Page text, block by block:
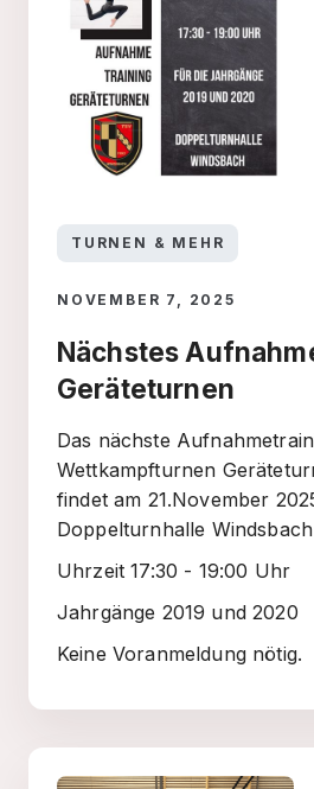
TURNEN & MEHR
NOVEMBER 7, 2025
Nächstes
Geräteturnen
Das nächste
Wettkampfturnen
findet am 21.November
Doppelturnhalle
Uhrzeit 17:30 - 19:00 Uhr
Jahrgänge 2019 und 2020
Keine Voranmeldung nötig.